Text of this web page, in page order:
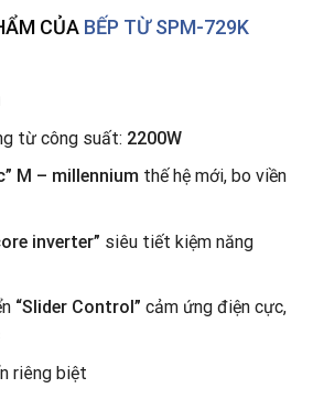
CỦA BẾP TỪ SPM-729K
từ công suất: 2200W
M – millenniumthế hệ mới, bo viền
inverter” siêu tiết kiệm năng
“Slider Control” cảm ứng điện cực,
riêng biệt